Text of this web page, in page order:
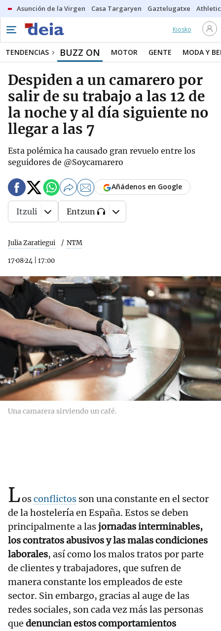
Asunción de la Virgen Casa Targaryen Gaztelugatxe Athletic
Kiosko
TENDENCIAS BUZZ ON MOTOR GENTE MODA Y
Despiden a un camarero por
salir de su trabajo a las 12 de
la noche y al día siguiente no
llegar a las 7
Esta polémica ha causado gran revuelo entre los
seguidores de @Soycamarero
Julia Zaratiegui NTM
17·08·24 17:00
Añádenos en Google
Itzuli Entzun
Una camarera sirviendo un café.
Losconflictos son una constante en el sector
de la hostelería en España. Estos se deben
principalmente a lasjornadas interminables,
los contratos abusivos y las malas condiciones
laborales, así como los malos tratos por parte
de clientes y trabajadores, que sufren de
manera constante los empleados de este
sector. Sin embargo, gracias al auge de las
redes sociales, son cada vez más las personas
que denuncian estos comportamientos